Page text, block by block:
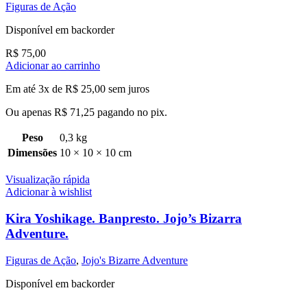
Figuras de Ação
Disponível em backorder
R$ 75,00
Adicionar ao carrinho
Em até 3x de R$ 25,00 sem juros
Ou apenas R$ 71,25 pagando no pix.
Peso
0,3 kg
Dimensões 10 × 10 × 10 cm
Visualização rápida
Adicionar à wishlist
Kira Yoshikage. Banpresto. Jojo’s Bizarra
Adventure.
Figuras de Ação, Jojo's Bizarre Adventure
Disponível em backorder